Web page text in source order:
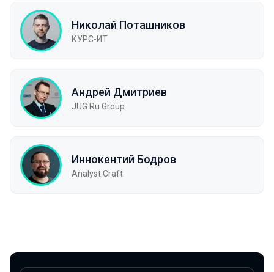
Николай Поташников
КУРС-ИТ
Андрей Дмитриев
JUG Ru Group
Иннокентий Бодров
Analyst Craft